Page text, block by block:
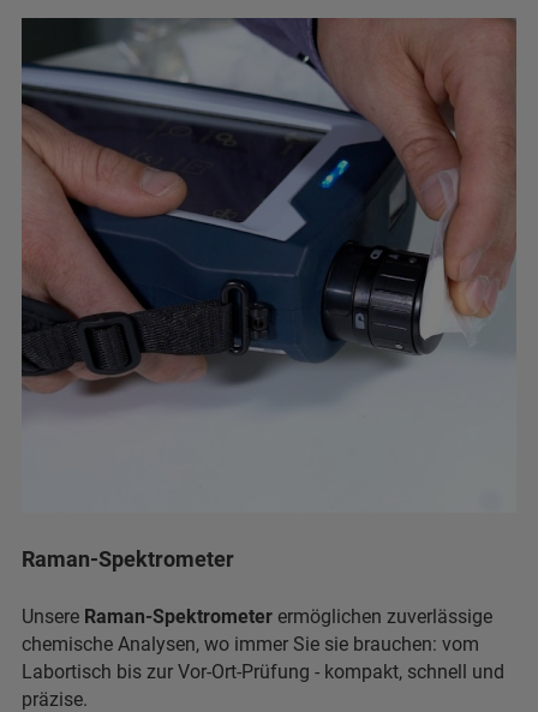
Raman-Spektrometer
Unsere Raman-Spektrometer ermöglichen zuverlässige
chemische Analysen, wo immer Sie sie brauchen: vom
Labortisch bis zur Vor-Ort-Prüfung - kompakt, schnell und
präzise.